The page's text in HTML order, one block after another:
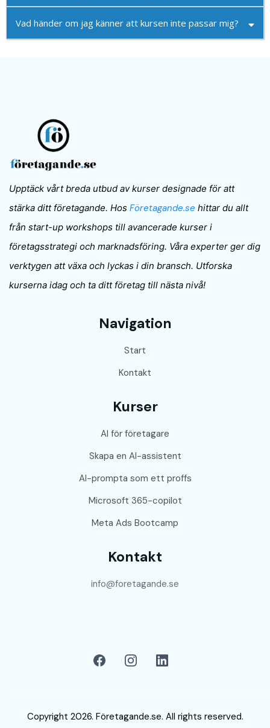
Vad händer om jag känner att kursen inte passar mig?
Upptäck vårt breda utbud av kurser designade för att
stärka ditt företagande. Hos Företagande.se hittar du allt
från start-up workshops till avancerade kurser i
företagsstrategi och marknadsföring. Våra experter ger dig
verktygen att växa och lyckas i din bransch. Utforska
kurserna idag och ta ditt företag till nästa nivå!
Navigation
Start
Kontakt
Kurser
AI för företagare
Skapa en AI-assistent
AI-prompta som ett proffs
Microsoft 365-copilot
Meta Ads Bootcamp
Kontakt
info@foretagande.se
Copyright 2026. Företagande.se. All rights reserved.